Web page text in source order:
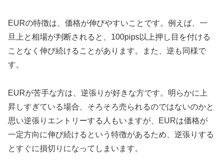
EURの特徴は、価格が伸びやすいことです。例えば、一
旦上と相場が判断されると、100pips以上押し目を付ける
ことなく伸び続けることがあります。また、逆も同様で
す。
EURが苦手な方は、逆張りが好きな方です。明らかに上
昇しすぎている場合、そろそろ売られるのではないのかと
思い逆張りエントリーする人もいますが、EURは価格が
一定方向に伸び続けるという特徴があるため、逆張りする
とすぐに損切りになってしまいます。